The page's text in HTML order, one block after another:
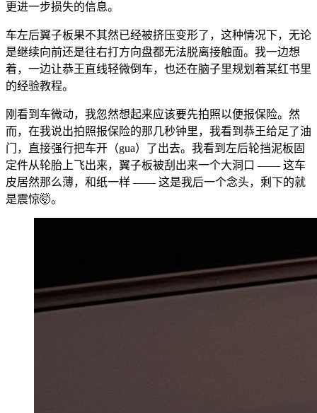
更进一步损失的信息。
车左后翼子板果不其然已经被挤压变形了，这种情况下，无论
是继续向前还是往右打方向盘都无法脱离接触面。我一边想
着，一边让恭王直线轻微倒车，也还在脑子里规划着某红书里
的经验教程。
刚看到车微动，我忽然想起来应该要先拍照以便报保险。然
而，在我说出拍照报保险的那几秒钟里，我看到恭王给足了油
门，直接强行把车开（gua）了出去。我看到左后轮挡泥板固
定件从轮胎上飞出来，翼子板被刮出来一个大洞口 —— 这车
皮居然那么薄，和纸一样 —— 这是我后一个念头，剩下的就
是震惊🤯。